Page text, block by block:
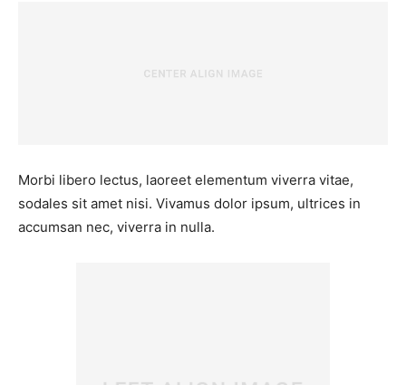
Morbi libero lectus, laoreet elementum viverra vitae,
sodales sit amet nisi. Vivamus dolor ipsum, ultrices in
accumsan nec, viverra in nulla.